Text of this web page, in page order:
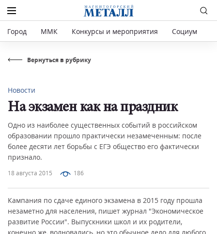
Город ММК Конкурсы и мероприятия Социум
Вернуться в рубрику
18 августа 2015 186
Новости
На экзамен как на праздник
Одно из наиболее существенных событий в российском
образовании прошло практически незамеченным: после
более десяти лет борьбы с ЕГЭ общество его фактически
признало.
Кампания по сдаче единого экзамена в 2015 году прошла
незаметно для населения, пишет журнал "Экономическое
развитие России". Выпускники школ и их родители,